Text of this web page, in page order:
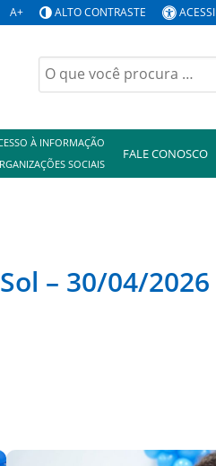
A+ ALTO CONTRASTE
Buscar
por:
À INFORMAÇÃO
SOCIAIS
FALE CONOSCO
– 30/04/2026